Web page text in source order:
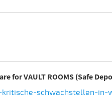
for VAULT ROOMS (Safe
schwachstellen-